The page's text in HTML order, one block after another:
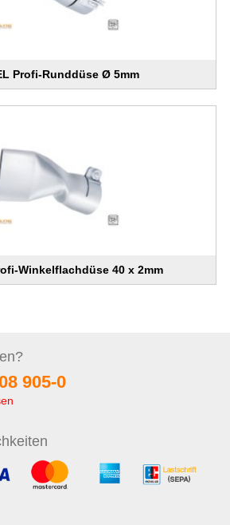
Profi-Runddüse Ø 5mm
Winkelflachdüse 40 x 2mm
905-0